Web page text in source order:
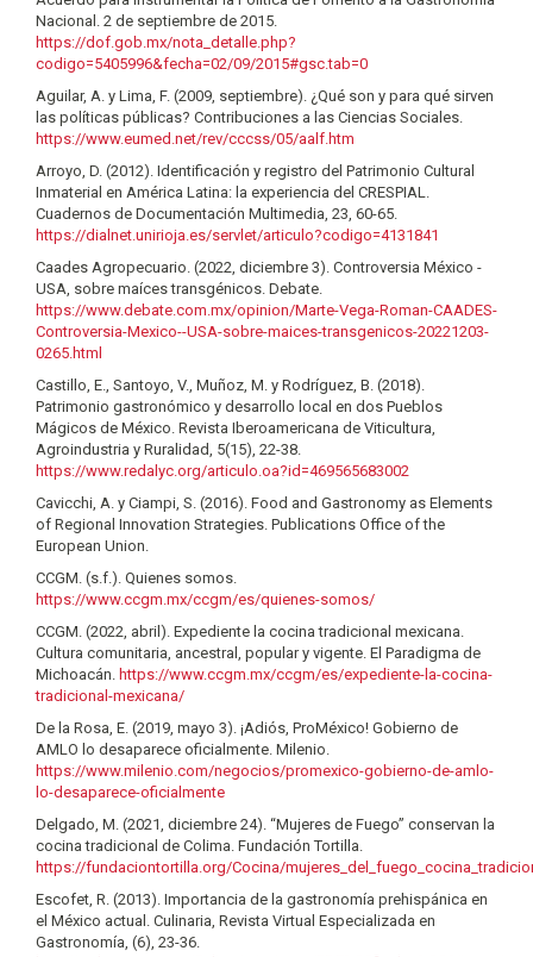
Nacional. 2 de septiembre de 2015.
https://dof.gob.mx/nota_detalle.php?
codigo=5405996&fecha=02/09/2015#gsc.tab=0
Aguilar, A. y Lima, F. (2009, septiembre). ¿Qué son y para qué sirven
las políticas públicas? Contribuciones a las Ciencias Sociales.
https://www.eumed.net/rev/cccss/05/aalf.htm
Arroyo, D. (2012). Identificación y registro del Patrimonio Cultural
Inmaterial en América Latina: la experiencia del CRESPIAL.
Cuadernos de Documentación Multimedia, 23, 60-65.
https://dialnet.unirioja.es/servlet/articulo?codigo=4131841
Caades Agropecuario. (2022, diciembre 3). Controversia México -
USA, sobre maíces transgénicos. Debate.
https://www.debate.com.mx/opinion/Marte-Vega-Roman-CAADES-
Controversia-Mexico--USA-sobre-maices-transgenicos-20221203-
0265.html
Castillo, E., Santoyo, V., Muñoz, M. y Rodríguez, B. (2018).
Patrimonio gastronómico y desarrollo local en dos Pueblos
Mágicos de México. Revista Iberoamericana de Viticultura,
Agroindustria y Ruralidad, 5(15), 22-38.
https://www.redalyc.org/articulo.oa?id=469565683002
Cavicchi, A. y Ciampi, S. (2016). Food and Gastronomy as Elements
of Regional Innovation Strategies. Publications Office of the
European Union.
CCGM. (s.f.). Quienes somos.
https://www.ccgm.mx/ccgm/es/quienes-somos/
CCGM. (2022, abril). Expediente la cocina tradicional mexicana.
Cultura comunitaria, ancestral, popular y vigente. El Paradigma de
Michoacán. https://www.ccgm.mx/ccgm/es/expediente-la-cocina-
tradicional-mexicana/
De la Rosa, E. (2019, mayo 3). ¡Adiós, ProMéxico! Gobierno de
AMLO lo desaparece oficialmente. Milenio.
https://www.milenio.com/negocios/promexico-gobierno-de-amlo-
lo-desaparece-oficialmente
Delgado, M. (2021, diciembre 24). “Mujeres de Fuego” conservan la
cocina tradicional de Colima. Fundación Tortilla.
https://fundaciontortilla.org/Cocina/
Escofet, R. (2013). Importancia de la gastronomía prehispánica en
el México actual. Culinaria, Revista Virtual Especializada en
Gastronomía, (6), 23-36.